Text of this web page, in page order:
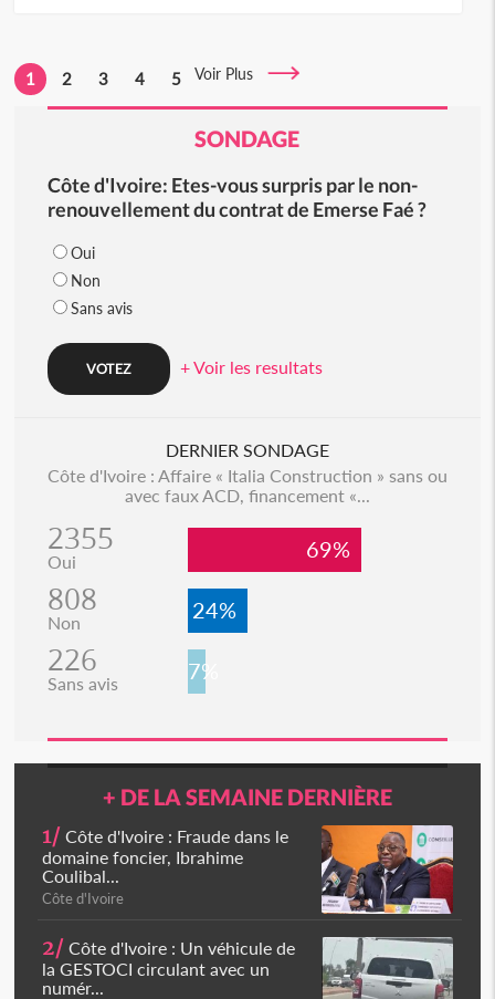
1 2 3 4 5 Voir Plus
SONDAGE
Côte d'Ivoire: Etes-vous surpris par le non-
renouvellement du contrat de Emerse Faé ?
Oui
Non
Sans avis
+ Voir les resultats
DERNIER SONDAGE
Côte d'Ivoire : Affaire « Italia Construction » sans ou
avec faux ACD, financement «...
2355
Oui 69%
808
Non 24%
226
Sans avis 7%
+ DE LA SEMAINE DERNIÈRE
1/ Côte d'Ivoire : Fraude dans le
domaine foncier, Ibrahime
Coulibal...
Côte d'Ivoire
2/ Côte d'Ivoire : Un véhicule de
la GESTOCI circulant avec un
numér...